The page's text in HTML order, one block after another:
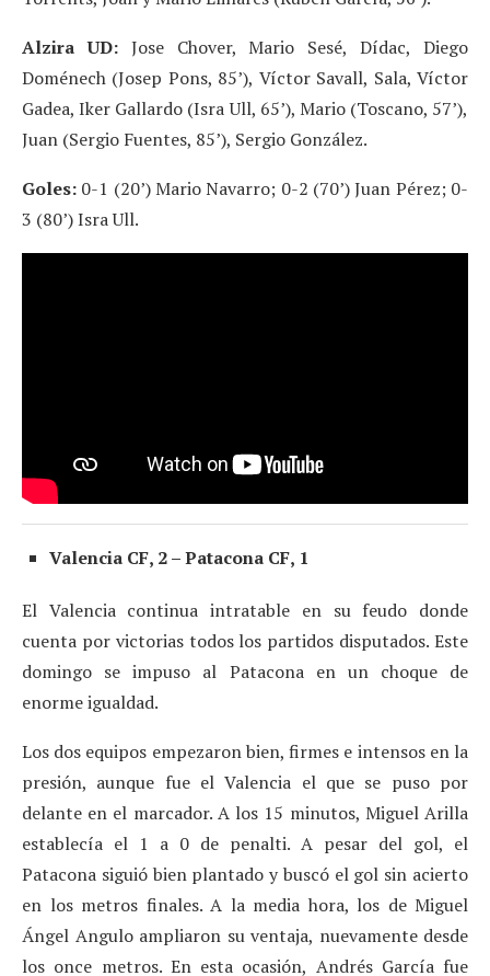
Alzira UD:Jose Chover, Mario Sesé, Dídac, Diego
Doménech (Josep Pons, 85’), Víctor Savall, Sala, Víctor
Gadea, Iker Gallardo (Isra Ull, 65’), Mario (Toscano, 57’),
Juan (Sergio Fuentes, 85’), Sergio González.
Goles: 0-1 (20’) Mario Navarro; 0-2 (70’) Juan Pérez; 0-
3 (80’) Isra Ull.
Valencia CF, 2 – Patacona CF, 1
El Valencia continua intratable en su feudo donde
cuenta por victorias todos los partidos disputados. Este
domingo se impuso al Patacona en un choque de
enorme igualdad.
Los dos equipos empezaron bien, firmes e intensos en la
presión, aunque fue el Valencia el que se puso por
delante en el marcador. A los 15 minutos, Miguel Arilla
establecía el 1 a 0 de penalti. A pesar del gol, el
Patacona siguió bien plantado y buscó el gol sin acierto
en los metros finales. A la media hora, los de Miguel
Ángel Angulo ampliaron su ventaja, nuevamente desde
los once metros. En esta ocasión, Andrés García fue